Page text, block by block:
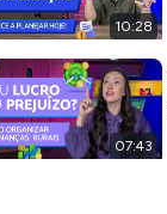
10:28
07:43